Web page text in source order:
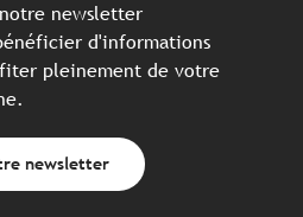
newsletter
d'informations
pleinement de votre
newsletter